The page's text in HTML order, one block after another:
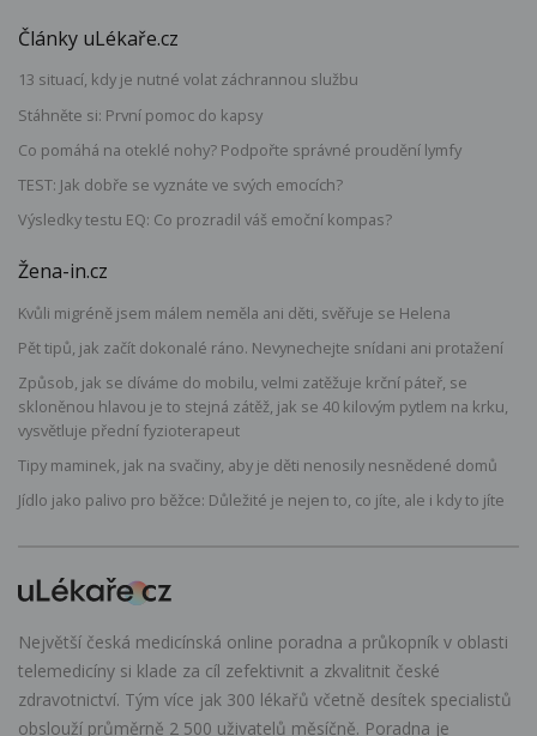
Články uLékaře.cz
13 situací, kdy je nutné volat záchrannou službu
Stáhněte si: První pomoc do kapsy
Co pomáhá na oteklé nohy? Podpořte správné proudění lymfy
TEST: Jak dobře se vyznáte ve svých emocích?
Výsledky testu EQ: Co prozradil váš emoční kompas?
Žena-in.cz
Kvůli migréně jsem málem neměla ani děti, svěřuje se Helena
Pět tipů, jak začít dokonalé ráno. Nevynechejte snídani ani protažení
Způsob, jak se díváme do mobilu, velmi zatěžuje krční páteř, se
skloněnou hlavou je to stejná zátěž, jak se 40 kilovým pytlem na krku,
vysvětluje přední fyzioterapeut
Tipy maminek, jak na svačiny, aby je děti nenosily nesnědené domů
Jídlo jako palivo pro běžce: Důležité je nejen to, co jíte, ale i kdy to jíte
Největší česká medicínská online poradna a průkopník v oblasti
telemedicíny si klade za cíl zefektivnit a zkvalitnit české
zdravotnictví. Tým více jak 300 lékařů včetně desítek specialistů
obslouží průměrně 2 500 uživatelů měsíčně. Poradna je